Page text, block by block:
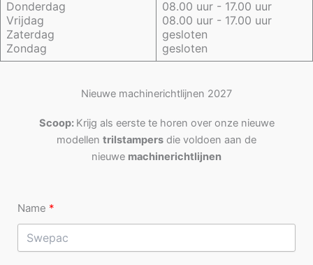
Donderdag
Vrijdag
Zaterdag
Zondag
08.00 uur - 17.00 uur
08.00 uur - 17.00 uur
gesloten
gesloten
Nieuwe machinerichtlijnen 2027
Scoop: Krijg als eerste te horen over onze nieuwe
modellen trilstampers die voldoen aan de
nieuwe machinerichtlijnen
Name